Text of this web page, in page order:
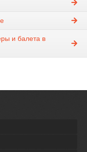
и балета в